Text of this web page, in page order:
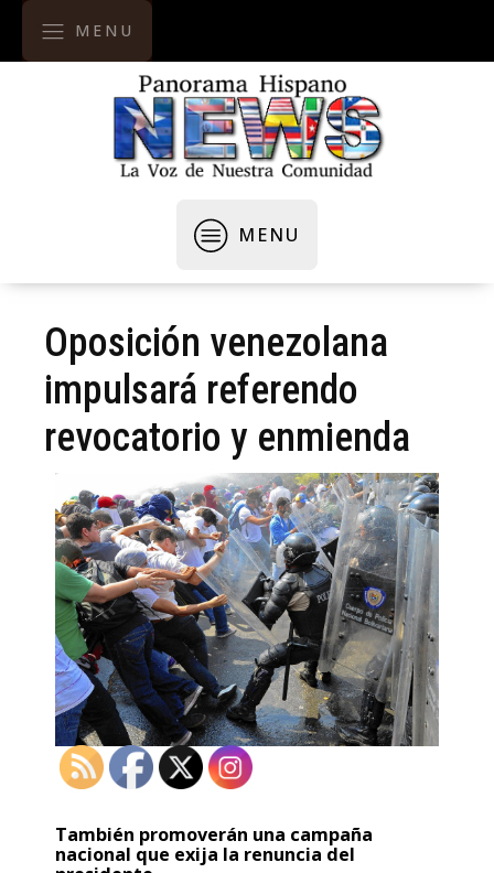
MENU
MENU
Oposición venezolana
impulsará referendo
revocatorio y enmienda
También promoverán una campaña
nacional que exija la renuncia del